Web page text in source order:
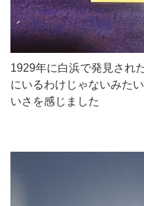
1929年に白浜で発見さ
にいるわけじゃないみた
いさを感じました